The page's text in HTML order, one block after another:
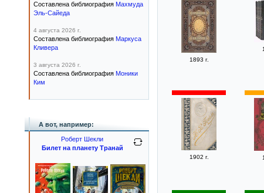
1893 г.
1902 г.
Составлена библиография Махмуда
Эль-Сайеда
4 августа 2026 г.
Составлена библиография Маркуса
Кливера
3 августа 2026 г.
Составлена библиография Моники
Ким
А вот, например:
Роберт Шекли
Билет на планету Транай